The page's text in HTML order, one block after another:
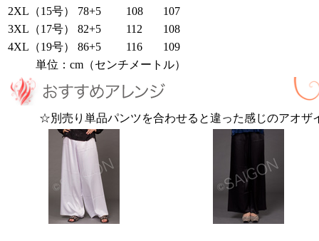
2XL（15号）
78+5 108
107
3XL（17号）
82+5 112
108
4XL（19号）
86+5 116
109
単位：cm（センチメートル）
☆別売り単品パンツを合わせると違った感じのアオザ